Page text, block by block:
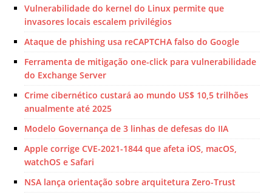
Vulnerabilidade do kernel do Linux permite que
invasores locais escalem privilégios
Ataque de phishing usa reCAPTCHA falso do Google
Ferramenta de mitigação one-click para vulnerabilidade
do Exchange Server
Crime cibernético custará ao mundo US$ 10,5 trilhões
anualmente até 2025
Modelo Governança de 3 linhas de defesas do IIA
Apple corrige CVE-2021-1844 que afeta iOS, macOS,
watchOS e Safari
NSA lança orientação sobre arquitetura Zero-Trust